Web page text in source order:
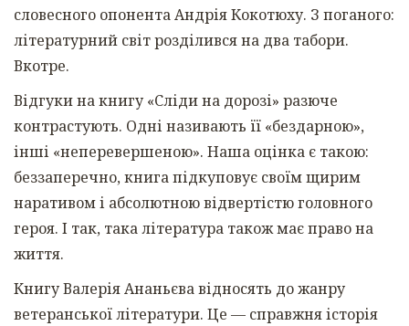
словесного опонента Андрія Кокотюху. З поганого:
літературний світ розділився на два табори.
Вкотре.
Відгуки на книгу «Сліди на дорозі» разюче
контрастують. Одні називають її «бездарною»,
інші «неперевершеною». Наша оцінка є такою:
беззаперечно, книга підкуповує своїм щирим
наративом і абсолютною відвертістю головного
героя. І так, така література також має право на
життя.
Книгу Валерія Ананьєва відносять до жанру
ветеранської літератури. Це — справжня історія